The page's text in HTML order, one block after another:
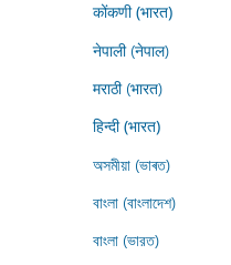
कोंकणी (भारत)
नेपाली (नेपाल)
मराठी (भारत)
हिन्दी (भारत)
অসমীয়া (ভাৰত)
বাংলা (বাংলাদেশ)
বাংলা (ভারত)